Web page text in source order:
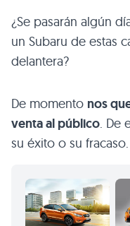
¿Se pasarán algún
un Subaru de estas
delantera?
De momento nos
venta al público. De
su éxito o su fracaso.